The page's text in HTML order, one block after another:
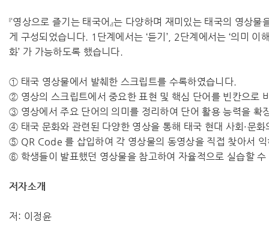
『영상으로 즐기는 태국어』는 다양하며 재미있는 태국의 영상
게 구성되었습니다. 1단계에서는 ‘듣기’, 2단계에서는 ‘의미
화’ 가 가능하도록 했습니다.
① 태국 영상물에서 발췌한 스크립트를 수록하였습니다.
② 영상의 스크립트에서 중요한 표현 및 핵심 단어를 빈칸으로
③ 영상에서 주요 단어의 의미를 정리하여 단어 활용 능력을 확
④ 태국 문화와 관련된 다양한 영상을 통해 태국 현대 사회·문
⑤ QR Code 를 삽입하여 각 영상물의 동영상을 직접 찾아서
⑥ 학생들이 발표했던 영상물을 참고하여 자율적으로 실습할 수
저자소개
저: 이정윤